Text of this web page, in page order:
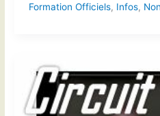
Officiels
Formation Officiels, Infos,